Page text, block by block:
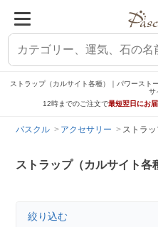
ストラップ（カルサイト各種）｜パワースト
サ
12時までのご注文で最短翌日にお
パスクル アクセサリー ストラッ
ストラップ（カルサイト各
絞り込む